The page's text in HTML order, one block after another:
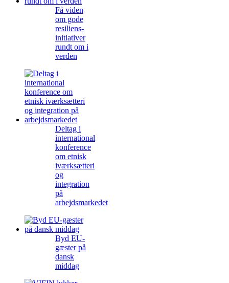
Få viden
om gode
resiliens-
initiativer
rundt om i
verden
Deltag i
international
konference
om etnisk
iværksætteri
og
integration
på
arbejdsmarkedet
Byd EU-
gæster på
dansk
middag